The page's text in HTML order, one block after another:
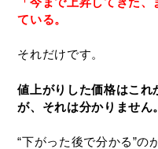
ている。
それだけです。
値上がりした価格はこれ
が、それは分かりません。
“下がった後で分かる”の